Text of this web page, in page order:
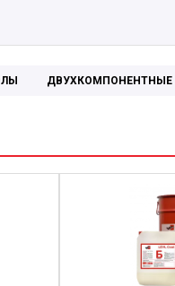
ДВУХКОМПОНЕНТНЫЕ